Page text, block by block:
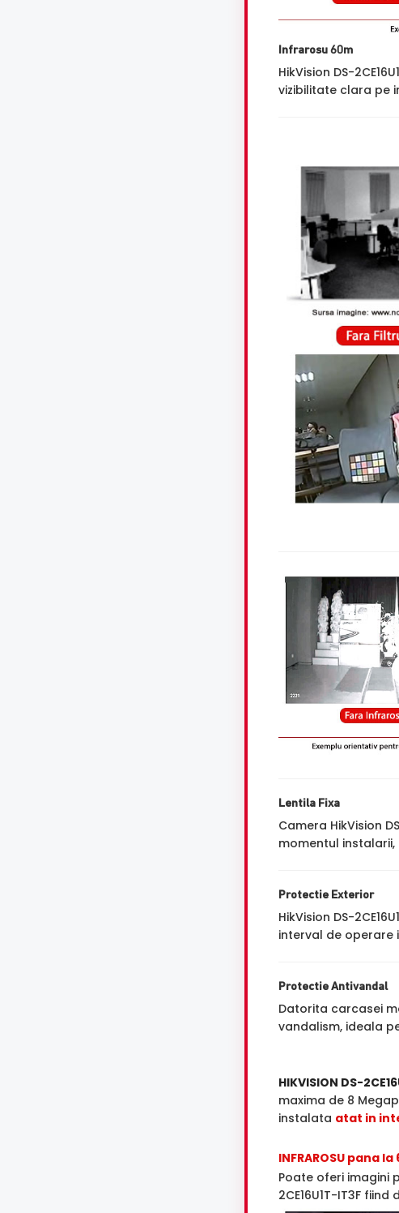
Infrarosu 60m
HikVision DS-
vizibilitate clara pe
Lentila Fixa
Camera HikVision
momentul
Protectie Exterior
HikVision DS-
interval de operare
Protectie Antivandal
Datorita carcasei
vandalism, ideala
HIKVISION DS-
maxima de 8
instalata atat in
INFRAROSU pana
Poate oferi imagini
2CE16U1T-IT3F